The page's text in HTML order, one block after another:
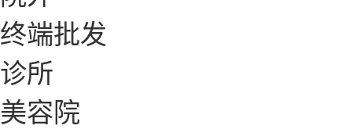
终端批发
诊所
美容院